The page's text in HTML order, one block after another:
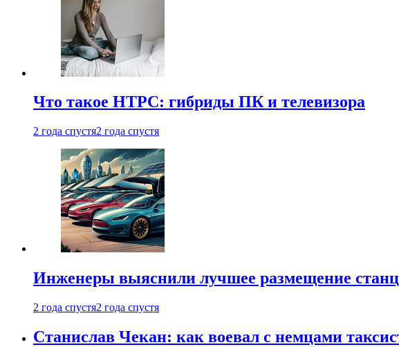
Что такое HTPC: гибриды ПК и телевизора
2 года спустя2 года спустя
Инженеры выяснили лучшее размещение
2 года спустя2 года спустя
Станислав Чекан: как воевал с немцами